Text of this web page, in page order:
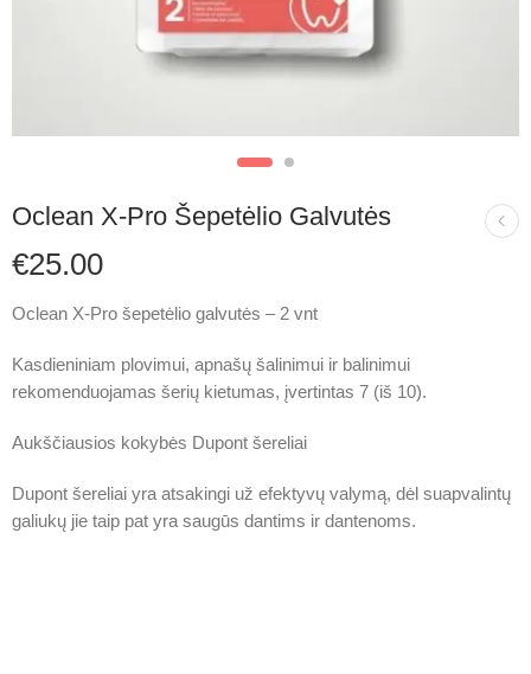
Oclean X-Pro Šepetėlio Galvutės
€25.00
Oclean X-Pro šepetėlio galvutės – 2 vnt
Kasdieniniam plovimui, apnašų šalinimui ir balinimui
rekomenduojamas šerių kietumas, įvertintas 7 (iš 10).
Aukščiausios kokybės Dupont šereliai
Dupont šereliai yra atsakingi už efektyvų valymą, dėl suapvalintų
galiukų jie taip pat yra saugūs dantims ir dantenoms.